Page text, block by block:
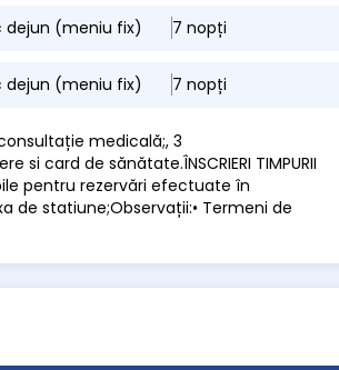
dejun (meniu fix) 7 nopți
dejun (meniu fix) 7 nopți
medicală;, 3
card de sănătate.ÎNSCRIERI TIMPURII
pentru rezervări efectuate în
de statiune;Observații:• Termeni de